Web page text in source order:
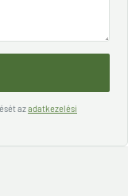
azadatkezelési